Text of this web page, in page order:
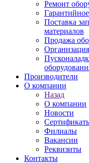
Ремонт
Поставка
материалов
Продажа
Производители
О компании
Назад
О компании
Новости
Филиалы
Вакансии
Реквизиты
Контакты